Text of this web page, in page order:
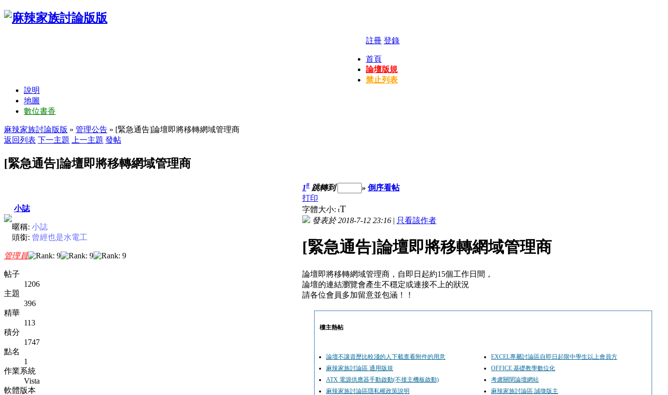
註冊 登錄
首頁
論壇版規
禁止列表
說明
地圖
數位書香
麻辣家族討論版版 » 管理公告 » [緊急通告]論壇即將移轉網域管理商
返回列表 下一主題 上一主題 發帖
[緊急通告]論壇即將移轉網域管理商
小誌
暱稱: 小誌
頭銜: 曾經也是水電工
管理員
帖子
1206
主題
396
精華
113
積分
1747
點名
1
作業系統
Vista
軟體版本
1# 跳轉到 » 倒序看帖
打印
字體大小: tT
發表於 2018-7-12 23:16 | 只看該作者
[緊急通告]論壇即將移轉網域管理商
論壇即將移轉網域管理商，自即日起約15個工作日間，
論壇的連結瀏覽會產生不穩定或連接不上的狀況
請各位會員多加留意並包涵！！
樓主熱帖
論壇不讓資歷比較淺的人下載查看附件的用意
EXCEL專屬討論區自即日起限中學生以上會員方
麻辣家族討論區 通用版規
OFFICE 基礎教學數位化
ATX 電源供應器手動啟動(不接主機板啟動)
考慮關閉論壇網站
麻辣家族討論區隱私權政策說明
麻辣家族討論區 誠徵版主